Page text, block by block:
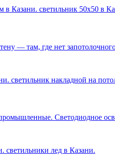
в Казани. светильник 50х50 в
— там, где нет
светильник накладной на
Светодиодное
светильники лед в Казани.